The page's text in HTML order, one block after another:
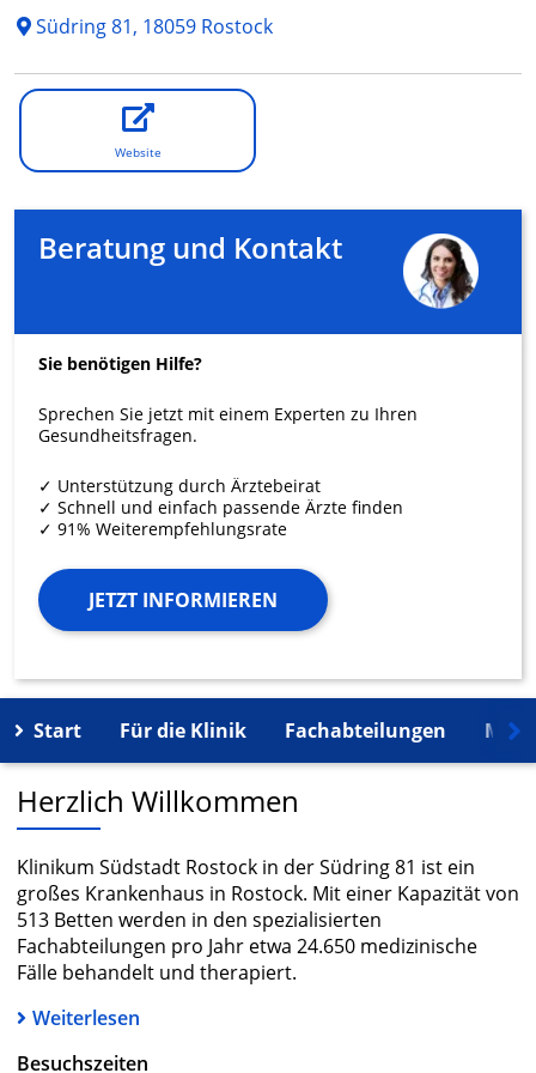
Südring 81, 18059 Rostock
Website
Beratung und Kontakt
Sie benötigen Hilfe?
Sprechen Sie jetzt mit einem Experten zu Ihren
Gesundheitsfragen.
✓ Unterstützung durch Ärztebeirat
✓ Schnell und einfach passende Ärzte finden
✓ 91% Weiterempfehlungsrate
JETZT INFORMIEREN
Start Für die Klinik Fachabteilungen
Herzlich Willkommen
Klinikum Südstadt Rostock in der Südring 81 ist ein
großes Krankenhaus in Rostock. Mit einer Kapazität von
513 Betten werden in den spezialisierten
Fachabteilungen pro Jahr etwa 24.650 medizinische
Fälle behandelt und therapiert.
Weiterlesen
Besuchszeiten